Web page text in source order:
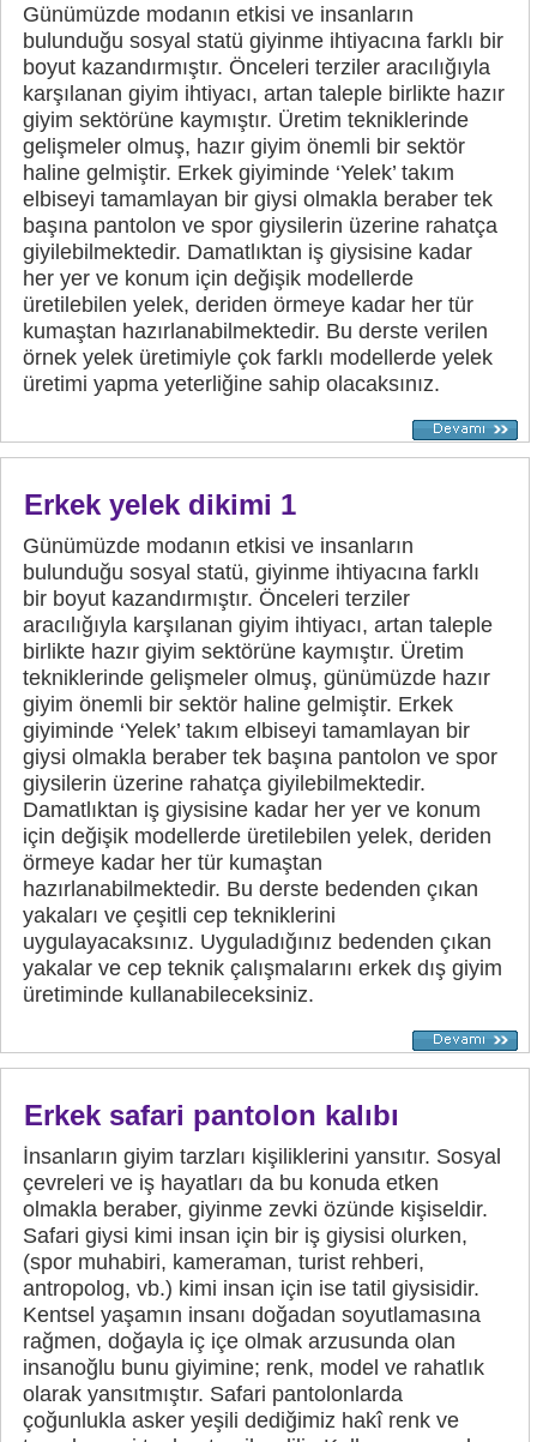
Günümüzde modanın etkisi ve insanların
bulunduğu sosyal statü giyinme ihtiyacına farklı bir
boyut kazandırmıştır. Önceleri terziler aracılığıyla
karşılanan giyim ihtiyacı, artan taleple birlikte hazır
giyim sektörüne kaymıştır. Üretim tekniklerinde
gelişmeler olmuş, hazır giyim önemli bir sektör
haline gelmiştir. Erkek giyiminde ‘Yelek’ takım
elbiseyi tamamlayan bir giysi olmakla beraber tek
başına pantolon ve spor giysilerin üzerine rahatça
giyilebilmektedir. Damatlıktan iş giysisine kadar
her yer ve konum için değişik modellerde
üretilebilen yelek, deriden örmeye kadar her tür
kumaştan hazırlanabilmektedir. Bu derste verilen
örnek yelek üretimiyle çok farklı modellerde yelek
üretimi yapma yeterliğine sahip olacaksınız.
Erkek yelek dikimi 1
Günümüzde modanın etkisi ve insanların
bulunduğu sosyal statü, giyinme ihtiyacına farklı
bir boyut kazandırmıştır. Önceleri terziler
aracılığıyla karşılanan giyim ihtiyacı, artan taleple
birlikte hazır giyim sektörüne kaymıştır. Üretim
tekniklerinde gelişmeler olmuş, günümüzde hazır
giyim önemli bir sektör haline gelmiştir. Erkek
giyiminde ‘Yelek’ takım elbiseyi tamamlayan bir
giysi olmakla beraber tek başına pantolon ve spor
giysilerin üzerine rahatça giyilebilmektedir.
Damatlıktan iş giysisine kadar her yer ve konum
için değişik modellerde üretilebilen yelek, deriden
örmeye kadar her tür kumaştan
hazırlanabilmektedir. Bu derste bedenden çıkan
yakaları ve çeşitli cep tekniklerini
uygulayacaksınız. Uyguladığınız bedenden çıkan
yakalar ve cep teknik çalışmalarını erkek dış giyim
üretiminde kullanabileceksiniz.
Erkek safari pantolon kalıbı
İnsanların giyim tarzları kişiliklerini yansıtır. Sosyal
çevreleri ve iş hayatları da bu konuda etken
olmakla beraber, giyinme zevki özünde kişiseldir.
Safari giysi kimi insan için bir iş giysisi olurken,
(spor muhabiri, kameraman, turist rehberi,
antropolog, vb.) kimi insan için ise tatil giysisidir.
Kentsel yaşamın insanı doğadan soyutlamasına
rağmen, doğayla iç içe olmak arzusunda olan
insanoğlu bunu giyimine; renk, model ve rahatlık
olarak yansıtmıştır. Safari pantolonlarda
çoğunlukla asker yeşili dediğimiz hakî renk ve